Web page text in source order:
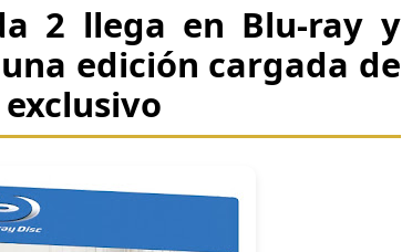
2 llega en Blu-ray y
edición cargada de